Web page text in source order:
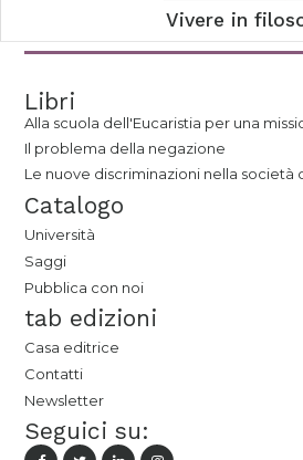
Vivere in
Libri
Alla scuola dell'Eucaristia per una
Il problema della negazione
Le nuove discriminazioni nella società
Catalogo
Università
Saggi
Pubblica con noi
tab edizioni
Casa editrice
Contatti
Newsletter
Seguici su: